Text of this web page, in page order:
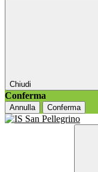
Chiudi
Conferma
Annulla Conferma